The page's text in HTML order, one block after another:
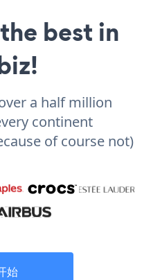
best in
a half million
continent
of course not)
始